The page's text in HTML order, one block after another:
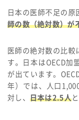
日本の医師不足の原
師の数（絶対数）が
医師の絶対数の比較
す。日本はOECD加
が出ています。
年）では、人口
対し、 日本は2.5人